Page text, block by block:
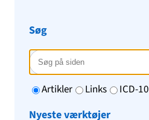
Søg
Artikler Links
ICD-10
Nyeste værktøjer